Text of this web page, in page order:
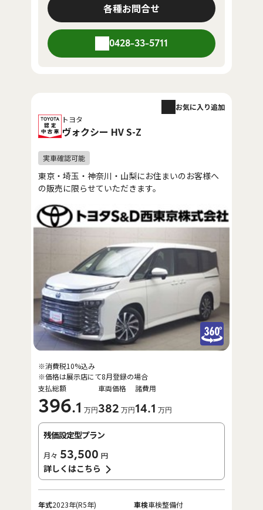
各種お問合せ
0428-33-5711
トヨタ
ヴォクシー HV S-Z
お気に入り追加
東京・埼玉・神奈川・山梨にお住まいのお客様へ
の販売に限らせていただきます。
支払総額
396.1 万円
車両価格
382 万円
諸費用
14.1 万円
※消費税10%込み
※価格は展示店にて8月登録の場合
残価設定型プラン
月々 53,500 円
詳しくはこちら
年式2023年(R5年) 車検車検整備付